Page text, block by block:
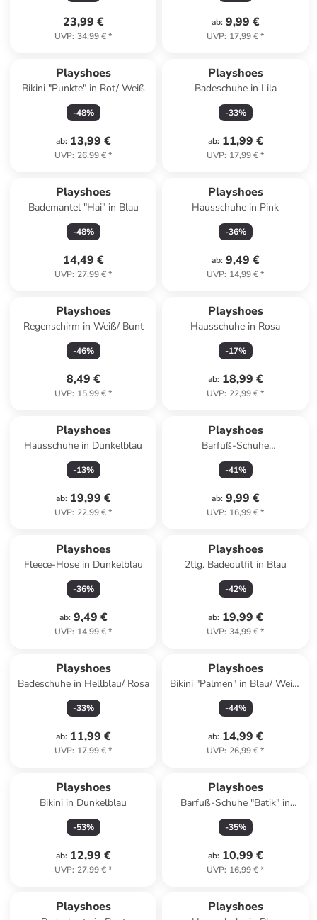
23,99 €
UVP: 34,99 €*
ab: 9,99 €
UVP: 17,99 €*
Playshoes
Bikini "Punkte" in Rot/ Weiß
-48%
ab: 13,99 €
UVP: 26,99 €*
Playshoes
Badeschuhe in Lila
-33%
ab: 11,99 €
UVP: 17,99 €*
Playshoes
Bademantel "Hai" in Blau
-48%
14,49 €
UVP: 27,99 €*
Playshoes
Hausschuhe in Pink
-36%
ab: 9,49 €
UVP: 14,99 €*
Playshoes
Regenschirm in Weiß/ Bunt
-46%
8,49 €
UVP: 15,99 €*
Playshoes
Hausschuhe in Rosa
-17%
ab: 18,99 €
UVP: 22,99 €*
Playshoes
Hausschuhe in Dunkelblau
-13%
ab: 19,99 €
UVP: 22,99 €*
Playshoes
Barfuß-Schuhe
"Einhornmeerkatze" in
Hellblau/ Bunt
-41%
ab: 9,99 €
UVP: 16,99 €*
Playshoes
Fleece-Hose in Dunkelblau
-36%
ab: 9,49 €
UVP: 14,99 €*
Playshoes
2tlg. Badeoutfit in Blau
-42%
ab: 19,99 €
UVP: 34,99 €*
Playshoes
Badeschuhe in Hellblau/ Rosa
-33%
ab: 11,99 €
UVP: 17,99 €*
Playshoes
Bikini "Palmen" in Blau/ Weiß/
Orange
-44%
ab: 14,99 €
UVP: 26,99 €*
Playshoes
Bikini in Dunkelblau
-53%
ab: 12,99 €
UVP: 27,99 €*
Playshoes
Barfuß-Schuhe "Batik" in
Blau/ Rosa
-35%
ab: 10,99 €
UVP: 16,99 €*
Playshoes Playshoes